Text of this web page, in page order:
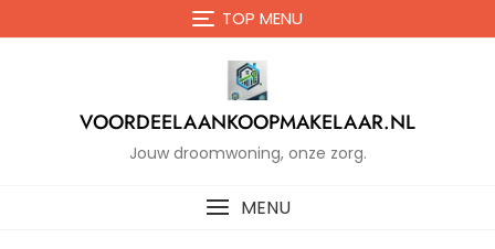
de
TOP MENU
VOORDEELAANKOOPMAKELAAR.NL
Jouw droomwoning, onze zorg.
MENU